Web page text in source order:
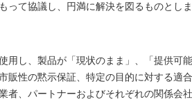
て協議し、円満に解決を図るものとしま
し、製品が「現状のまま」、「提供可
性の黙示保証、特定の目的に対する適
、パートナーおよびそれぞれの関係会